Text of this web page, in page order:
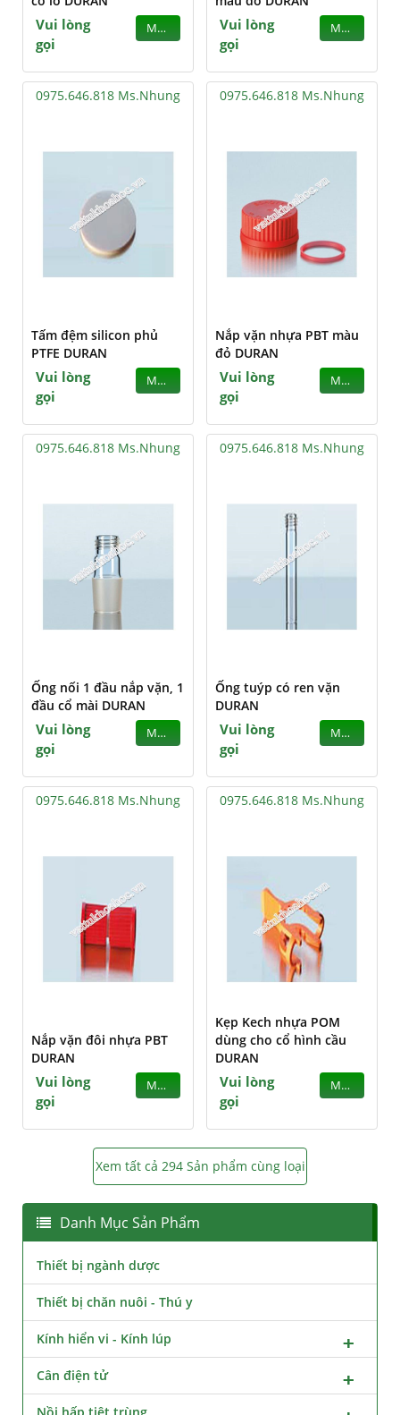
Vui lòng
gọi
MUA
Vui lòng
gọi
MUA
0975.646.818 Ms.Nhung
Tấm đệm silicon phủ
PTFE DURAN
Vui lòng
gọi
MUA
0975.646.818 Ms.Nhung
Nắp vặn nhựa PBT màu
đỏ DURAN
Vui lòng
gọi
MUA
0975.646.818 Ms.Nhung
Ống nối 1 đầu nắp vặn, 1
đầu cổ mài DURAN
Vui lòng
gọi
MUA
0975.646.818 Ms.Nhung
Ống tuýp có ren vặn
DURAN
Vui lòng
gọi
MUA
0975.646.818 Ms.Nhung
Nắp vặn đôi nhựa PBT
DURAN
Vui lòng
gọi
MUA
0975.646.818 Ms.Nhung
Kẹp Kech nhựa POM
dùng cho cổ hình cầu
DURAN
Vui lòng
gọi
MUA
Xem tất cả 294 Sản phẩm cùng loại
Danh Mục Sản Phẩm
Thiết bị ngành dược
Thiết bị chăn nuôi - Thú y
Kính hiển vi - Kính lúp
Cân điện tử